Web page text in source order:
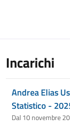
Incarichi
Andrea Elias
Statistico -
Dal 10 novembre